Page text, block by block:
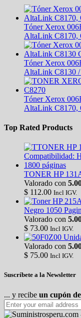
Tóner Xerox
AltaLink C8170,
Tóner Xerox
AltaLink C8130
Tóner Xerox
AltaLink C8170,
Top Rated Products
TONER HP
Valorado con
$ 112.00 Incl IGV.
Negro 1050
Valorado con
$ 73.00 Incl IGV.
Valorado con
$ 75.00 Incl IGV.
Suscríbete a la Newsletter
... y recibe un cupón